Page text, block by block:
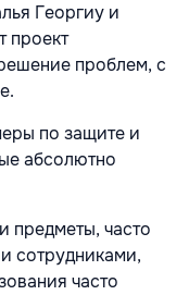
Георгиу и
проект
проблем, с
по защите и
абсолютно
предметы, часто
сотрудниками,
часто